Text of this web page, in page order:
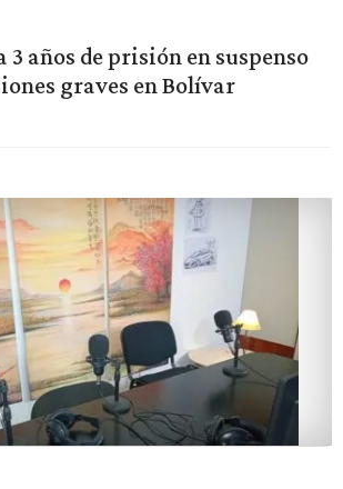
3 años de prisión en suspenso
graves en Bolívar